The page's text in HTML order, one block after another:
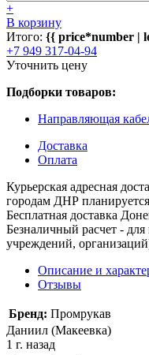
+
В корзину
Итого: {{ price*number |
+7 949 317-04-94
Уточнить цену
Подборки товаров:
Направляющая
Доставка
Оплата
Курьерская адресная
городам ДНР
Бесплатная доставка
Безналичный расчет -
учреждений,
Описание и
Отзывы
Бренд: Промрукав
Даниил (Макеевка)
1 г. назад